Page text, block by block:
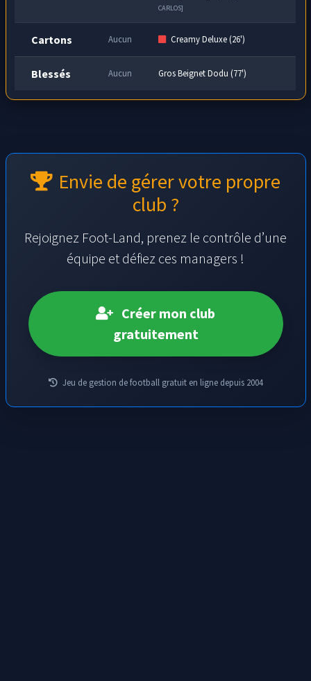
CARLOS]
Cartons Aucun Creamy Deluxe (26')
Blessés Aucun Gros Beignet Dodu (77')
Envie de gérer votre propre
club ?
Rejoignez Foot-Land, prenez le contrôle d’une
équipe et défiez ces managers !
Créer mon club
gratuitement
Jeu de gestion de football gratuit en ligne depuis 2004